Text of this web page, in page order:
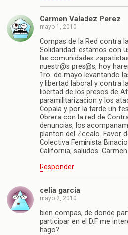
Carmen Valadez Perez
mayo 1, 2010
Compas de la Red contra
Solidaridad: estamos con
las comunidades
nuestr@s pres@s, hoy
1ro. de mayo levantando
y libertad laboral y contra
libertad de los presos de
paramilitarizacion y los
Copala y por la tarde un
Obrera con la red de
denuncias, los
planton del Zocalo. Favor
Colectiva Feminista
California, saludos.
Responder
celia garcia
mayo 2, 2010
bien compas, de donde
participar en el D.F me
hago?